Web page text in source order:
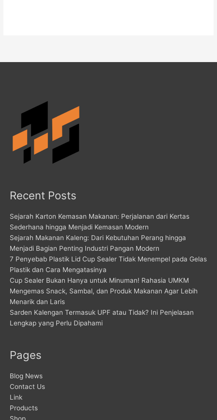
Recent Posts
Sejarah Karton Kemasan Makanan: Perjalanan dari Kertas
Sederhana hingga Menjadi Kemasan Modern
Sejarah Makanan Kaleng: Dari Kebutuhan Perang hingga
Menjadi Bagian Penting Industri Pangan Modern
7 Penyebab Plastik Lid Cup Sealer Tidak Menempel pada Gelas
Plastik dan Cara Mengatasinya
Cup Sealer Bukan Hanya untuk Minuman! Rahasia UMKM
Mengemas Snack, Sambal, dan Produk Makanan Agar Lebih
Menarik dan Laris
Sarden Kalengan Termasuk UPF atau Tidak? Ini Penjelasan
Lengkap yang Perlu Dipahami
Pages
Blog News
Contact Us
Link
Products
Shop